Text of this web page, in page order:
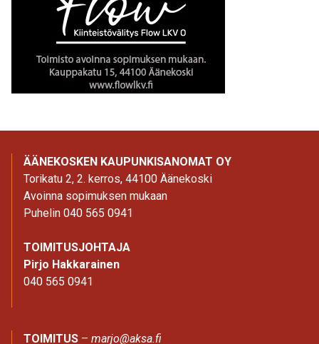
ÄÄNEKOSKEN KAUPUNKISANOMAT OY
Torikatu 2, 2. kerros, 44100 Äänekoski
Avoinna sopimuksen mukaan
Puhelin 040 565 0941
TOIMITUSJOHTAJA
Pirjo Hakkarainen
040 565 0941
TOIMITUS – marjo@aksa.fi